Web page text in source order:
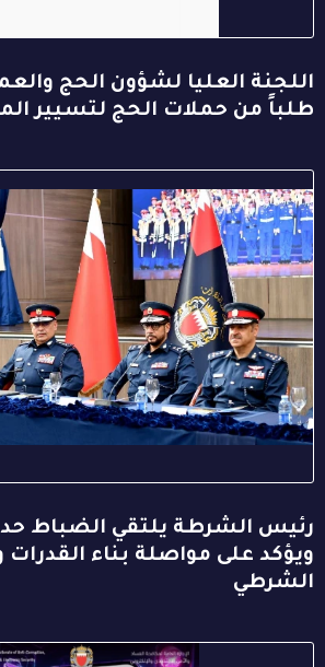
طلباً من حملات الحج لتسيير
رئيس الشرطة يلتقي الضباط
ويؤكد على مواصلة بناء
الشرطي